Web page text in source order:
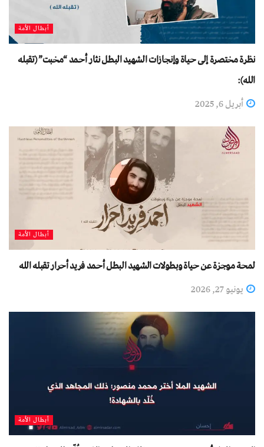
أبطال الأمة
نظرة مختصرة إلى حياة وإنجازات الشهيد البطل نثار أحمد “مخبت” (تقبله
الله):
أبريل 6, 2025
أبطال الأمة
لمحة موجزة عن حياة وبطولات الشهيد البطل أحمد فريد أحرار تقبله الله
يونيو 27, 2026
أبطال الأمة